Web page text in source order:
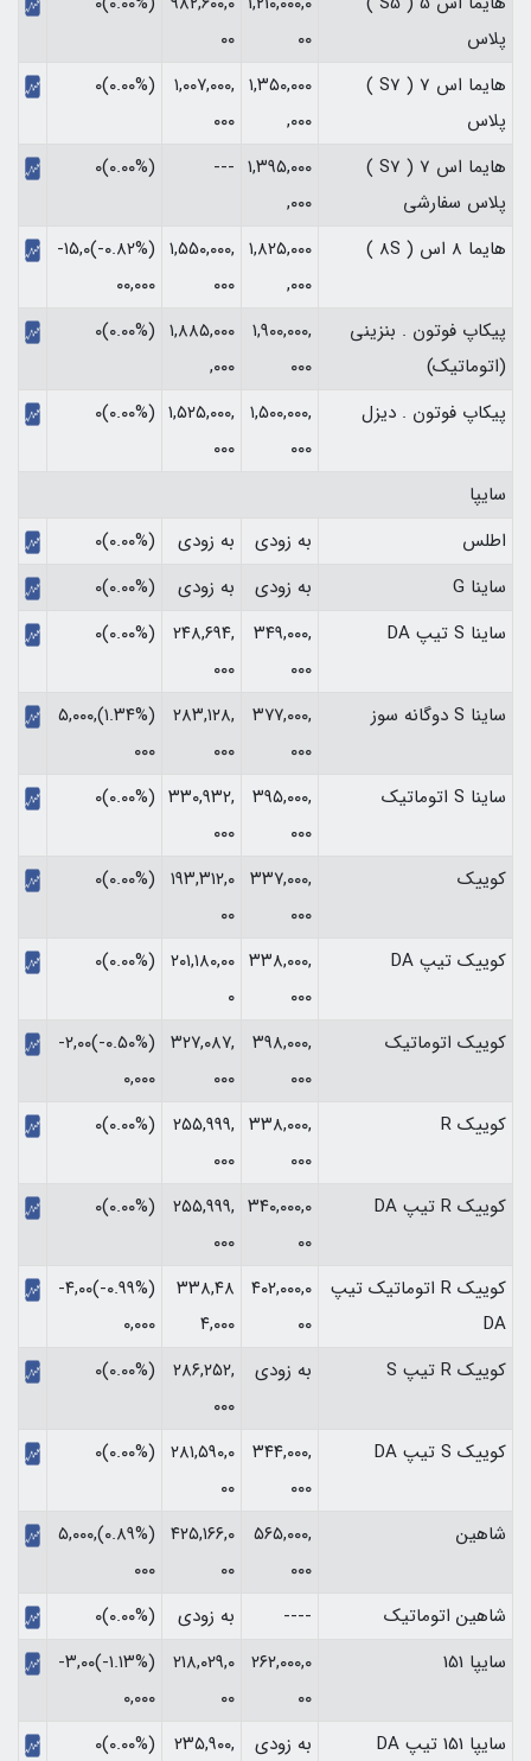
پلاس
۰۰
۰۰
هایما اس 7 ( S7 )
پلاس
۱,۳۵۰,۰۰۰
,۰۰۰
۱,۰۰۷,۰۰۰,
۰۰۰
(۰.۰۰%)۰
هایما اس 7 ( S7 )
پلاس سفارشی
۱,۳۹۵,۰۰۰
,۰۰۰
--- (۰.۰۰%)۰
هایما 8 اس ( 8S )
۱,۸۲۵,۰۰۰
,۰۰۰
۱,۵۵۰,۰۰۰,
۰۰۰
(‎-۰.۸۲%‏)‎-۱۵,۰
۰۰,۰۰۰‏
پیکاپ فوتون . بنزینی
(اتوماتیک)
۱,۹۰۰,۰۰۰,
۰۰۰
۱,۸۸۵,۰۰۰
,۰۰۰
(۰.۰۰%)۰
پیکاپ فوتون . دیزل
۱,۵۰۰,۰۰۰,
۰۰۰
۱,۵۲۵,۰۰۰,
۰۰۰
(۰.۰۰%)۰
سایپا
اطلس
به زودی به زودی
(۰.۰۰%)۰
ساینا G
به زودی به زودی
(۰.۰۰%)۰
ساینا S تیپ DA
۳۴۹,۰۰۰,
۰۰۰
۲۴۸,۶۹۴,
۰۰۰
(۰.۰۰%)۰
ساینا S دوگانه سوز
۳۷۷,۰۰۰,
۰۰۰
۲۸۳,۱۲۸,
۰۰۰
(‎۱.۳۴%‏)‎۵,۰۰۰,
۰۰۰‏
ساینا S اتوماتیک
۳۹۵,۰۰۰,
۰۰۰
۳۳۰,۹۳۲,
۰۰۰
(۰.۰۰%)۰
کوییک
۳۳۷,۰۰۰,
۰۰۰
۱۹۳,۳۱۲,۰
۰۰
(۰.۰۰%)۰
کوییک تیپ DA
۳۳۸,۰۰۰,
۰۰۰
۲۰۱,۱۸۰,۰۰
۰
(۰.۰۰%)۰
کوییک اتوماتیک
۳۹۸,۰۰۰,
۰۰۰
۳۲۷,۰۸۷,
۰۰۰
(‎-۰.۵۰%‏)‎-۲,۰۰
۰,۰۰۰‏
کوییک R
۳۳۸,۰۰۰,
۰۰۰
۲۵۵,۹۹۹,
۰۰۰
(۰.۰۰%)۰
کوییک R تیپ DA
۳۴۰,۰۰۰,۰
۰۰
۲۵۵,۹۹۹,
۰۰۰
(۰.۰۰%)۰
کوییک R اتوماتیک تیپ
DA
۴۰۲,۰۰۰,۰
۰۰
۳۳۸,۴۸
۴,۰۰۰
(‎-۰.۹۹%‏)‎-۴,۰۰
۰,۰۰۰‏
کوییک R تیپ S
به زودی
۲۸۶,۲۵۲,
۰۰۰
(۰.۰۰%)۰
کوییک S تیپ DA
۳۴۴,۰۰۰,
۰۰۰
۲۸۱,۵۹۰,۰
۰۰
(۰.۰۰%)۰
شاهین
۵۶۵,۰۰۰,
۰۰۰
۴۲۵,۱۶۶,۰
۰۰
(‎۰.۸۹%‏)‎۵,۰۰۰,
۰۰۰‏
شاهین اتوماتیک
---- به زودی
(۰.۰۰%)۰
سایپا 151
۲۶۲,۰۰۰,۰
۰۰
۲۱۸,۰۲۹,۰
۰۰
(‎-۱.۱۳%‏)‎-۳,۰۰
۰,۰۰۰‏
سایپا 151 تیپ DA
به زودی
۲۳۵,۹۰۰,
(۰.۰۰%)۰